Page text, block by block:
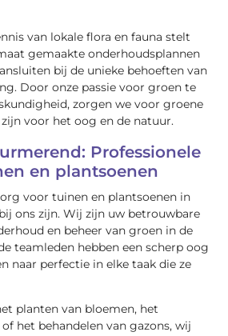
van lokale flora en fauna stelt
gemaakte onderhoudsplannen
bij de unieke behoeften van
Door onze passie voor groen te
zorgen we voor groene
voor het oog en de natuur.
Professionele
en plantsoenen
voor tuinen en plantsoenen in
ons zijn. Wij zijn uw betrouwbare
en beheer van groen in de
teamleden hebben een scherp oog
naar perfectie in elke taak die ze
planten van bloemen, het
het behandelen van gazons, wij